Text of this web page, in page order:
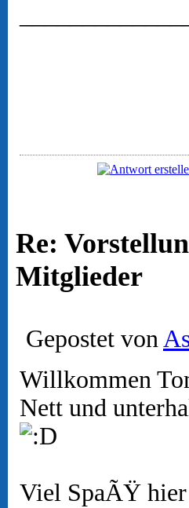
Re:
Mitglieder
Gepostet von
Willkommen
Nett und
Viel SpaÃŸ